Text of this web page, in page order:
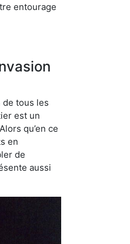
entourage
de tous les
est un
qu’en ce
en
de
aussi